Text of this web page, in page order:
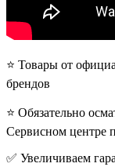
⭐️ Товары от
брендов
⭐️ Обязательно
Сервисном центре
✅ Увеличиваем